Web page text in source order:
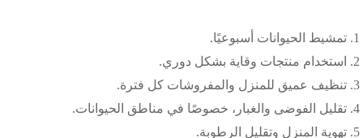
تمشيط الحيوانات أسبوعيًا.
استخدام منتجات وقاية بشكل دوري.
تنظيف عميق للمنزل والمفروشات كل فترة.
تقليل الفوضى والغبار، خصوصًا في مناطق الحيوانات.
تهوية المنزل وتقليل الرطوبة.